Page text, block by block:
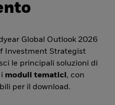
Global Outlook 2026
Investment Strategist
le principali soluzioni di
moduli tematici, con
per il download.